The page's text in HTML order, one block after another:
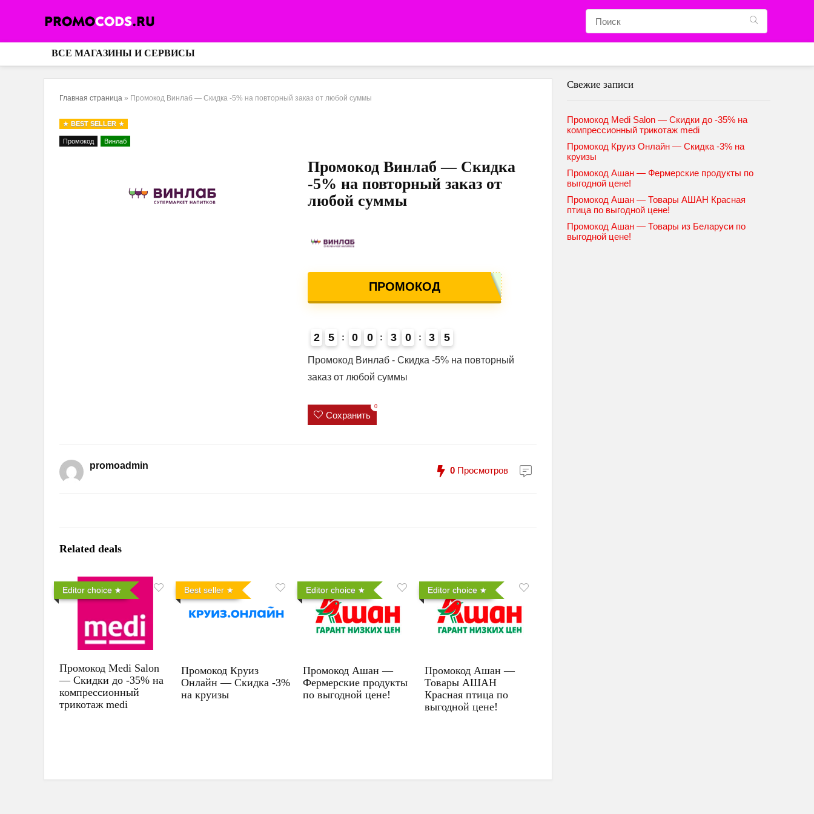
ВСЕ МАГАЗИНЫ И СЕРВИСЫ
Главная страница » Промокод Винлаб — Скидка -5% на повторный заказ от любой суммы
BEST SELLER
Промокод Винлаб
Промокод Винлаб — Скидка
-5% на повторный заказ от
любой суммы
ПРОМОКОД
2 5 0 0 3 0 3 5
Промокод Винлаб - Скидка -5% на повторный
заказ от любой суммы
Сохранить
0
promoadmin 0 Просмотров
Related deals
Editor choice
Промокод Medi Salon
— Скидки до -35% на
компрессионный
трикотаж medi
Best seller
Промокод Круиз
Онлайн — Скидка -3%
на круизы
Editor choice
Промокод Ашан —
Фермерские продукты
по выгодной цене!
Editor choice
Промокод Ашан —
Товары АШАН
Красная птица по
выгодной цене!
Свежие записи
Промокод Medi Salon — Скидки до -35% на
компрессионный трикотаж medi
Промокод Круиз Онлайн — Скидка -3% на
круизы
Промокод Ашан — Фермерские продукты по
выгодной цене!
Промокод Ашан — Товары АШАН Красная
птица по выгодной цене!
Промокод Ашан — Товары из Беларуси по
выгодной цене!